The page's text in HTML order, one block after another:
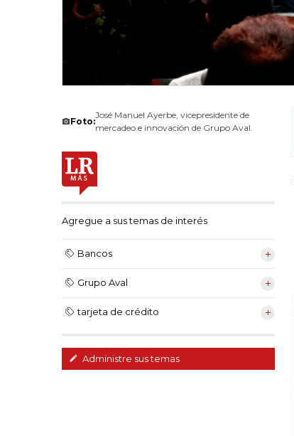
Foto:
José Manuel Ayerbe, vicepresidente de
mercadeo e innovación de Grupo Aval.
Agregue a sus temas de interés
Bancos
Grupo Aval
tarjeta de crédito
Administre sus temas